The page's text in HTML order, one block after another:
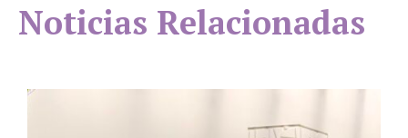
Noticias Relacionadas